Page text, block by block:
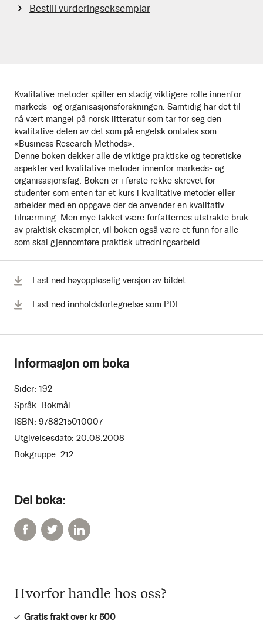
Kvalitative metoder spiller en stadig viktigere rolle innenfor
markeds- og organisasjonsforskningen. Samtidig har det til
nå vært mangel på norsk litteratur som tar for seg den
kvalitative delen av det som på engelsk omtales som
«Business Research Methods».
Denne boken dekker alle de viktige praktiske og teoretiske
aspekter ved kvalitative metoder innenfor markeds- og
organisasjonsfag. Boken er i første rekke skrevet for
studenter som enten tar et kurs i kvalitative metoder eller
arbeider med en oppgave der de anvender en kvalitativ
tilnærming. Men mye takket være forfatternes utstrakte bruk
av praktisk eksempler, vil boken også være et funn for alle
som skal gjennomføre praktisk utredningsarbeid.
Del boka:
Bestill vurderingseksemplar
Last ned høyoppløselig versjon av bildet
Last ned innholdsfortegnelse som PDF
Informasjon om boka
Sider: 192
Språk: Bokmål
ISBN: 9788215010007
Utgivelsesdato: 20.08.2008
Bokgruppe: 212
Hvorfor handle hos oss?
Gratis frakt over kr 500